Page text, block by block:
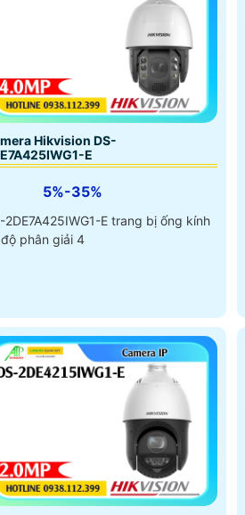
Hikvision DS-
E
5%-35%
2DE7A425IWG1-E trang bị ống kính
phân giải 4